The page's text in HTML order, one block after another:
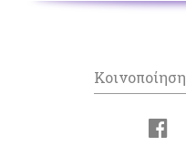
Κοινοποίηση